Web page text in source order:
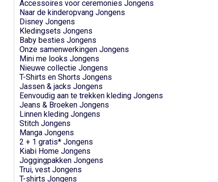
Accessoires voor ceremonies Jongens
Naar de kinderopvang Jongens
Disney Jongens
Kledingsets Jongens
Baby besties Jongens
Onze samenwerkingen Jongens
Mini me looks Jongens
Nieuwe collectie Jongens
T-Shirts en Shorts Jongens
Jassen & jacks Jongens
Eenvoudig aan te trekken kleding Jongens
Jeans & Broeken Jongens
Linnen kleding Jongens
Stitch Jongens
Manga Jongens
2 + 1 gratis* Jongens
Kiabi Home Jongens
Joggingpakken Jongens
Trui, vest Jongens
T-shirts Jongens